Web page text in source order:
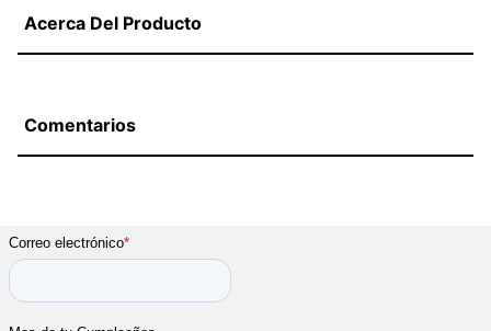
Acerca Del Producto
Comentarios